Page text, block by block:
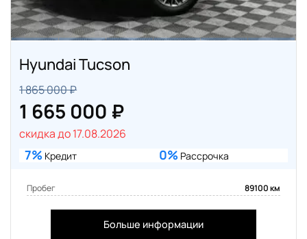
Hyundai Tucson
1 865 000 ₽
1 665 000 ₽
скидка до 17.08.2026
7% Кредит 0% Рассрочка
Пробег 89100 км
Больше информации